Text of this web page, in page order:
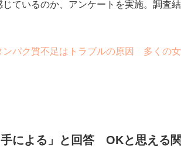
じているのか、アンケートを実施。調査
パク質不足はトラブルの原因 多くの
による」と回答 OKと思える